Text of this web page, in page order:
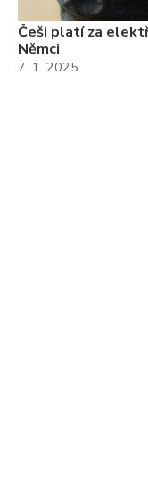
Češi platí za
Němci
7. 1. 2025